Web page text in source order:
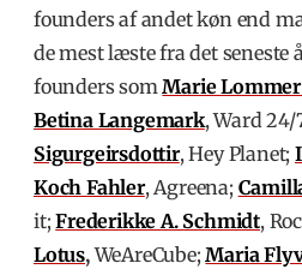
founders af andet køn end
de mest læste fra det seneste
founders somMarie
Betina Langemark, Ward 24/
Sigurgeirsdottir, Hey Planet;
Koch Fahler, Agreena;
it;Frederikke A. Schmidt,
Lotus,WeAreCube;Maria